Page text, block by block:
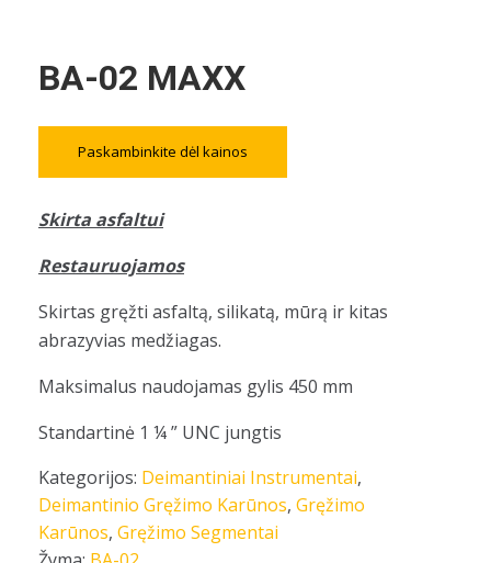
BA-02 MAXX
Paskambinkite dėl kainos
Skirta asfaltui
Restauruojamos
Skirtas gręžti asfaltą, silikatą, mūrą ir kitas
abrazyvias medžiagas.
Maksimalus naudojamas gylis 450 mm
Standartinė 1 ¼ ” UNC jungtis
Kategorijos: Deimantiniai Instrumentai,
Deimantinio Gręžimo Karūnos, Gręžimo
Karūnos, Gręžimo Segmentai